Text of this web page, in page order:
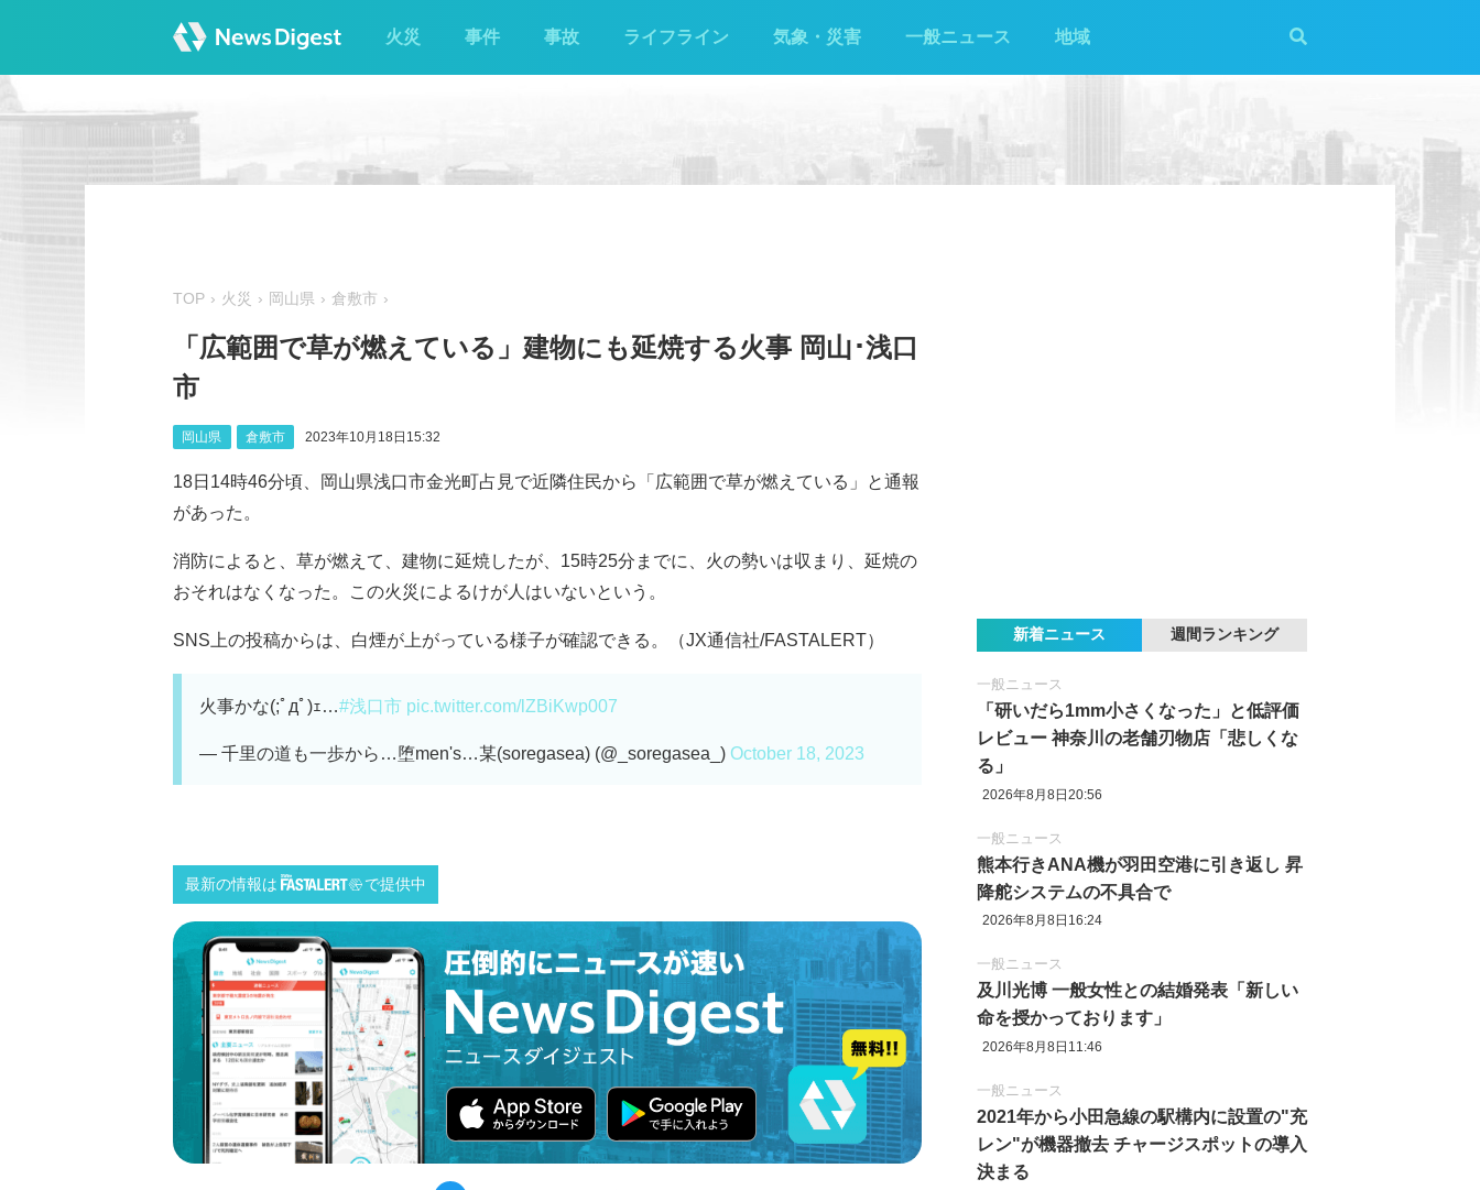
火災 事件 事故 ライフライン 気象・災害 一般ニュース 地域
TOP 火災 岡山県 倉敷市
「広範囲で草が燃えている」建物にも延焼する火事 岡山･浅口
市
岡山県 倉敷市 2023年10月18日15:32
18日14時46分頃、岡山県浅口市金光町占見で近隣住民から「広範囲で草が燃えている」と通報
があった。
消防によると、草が燃えて、建物に延焼したが、15時25分までに、火の勢いは収まり、延焼の
おそれはなくなった。この火災によるけが人はいないという。
SNS上の投稿からは、白煙が上がっている様子が確認できる。（JX通信社/FASTALERT）
火事かな(;ﾟдﾟ)ｪ…#浅口市 pic.twitter.com/lZBiKwp007
— 千里の道も一歩から…堕men's…某(soregasea) (@_soregasea_) October 18, 2023
最新の情報は で提供中
新着ニュース 週間ランキング
一般ニュース
「研いだら1mm小さくなった」と低評価
レビュー 神奈川の老舗刃物店「悲しくな
る」
2026年8月8日20:56
一般ニュース
熊本行きANA機が羽田空港に引き返し 昇
降舵システムの不具合で
2026年8月8日16:24
一般ニュース
及川光博 一般女性との結婚発表「新しい
命を授かっております」
2026年8月8日11:46
一般ニュース
2021年から小田急線の駅構内に設置の"充
レン"が機器撤去 チャージスポットの導入
決まる